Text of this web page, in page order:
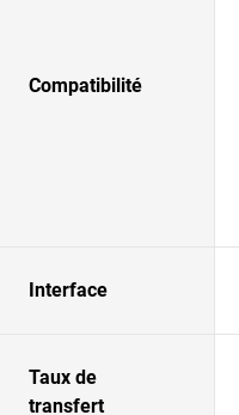
Compatibilité
Interface
Taux de
transfert